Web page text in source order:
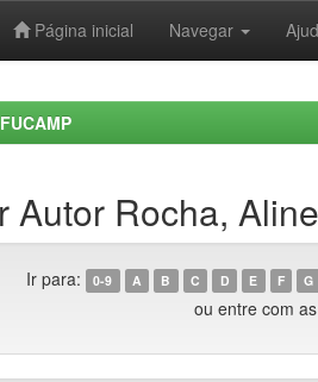
Página inicial Navegar
Autor Rocha,
Ir para: 0-9 A B C D E F G
ou entre com